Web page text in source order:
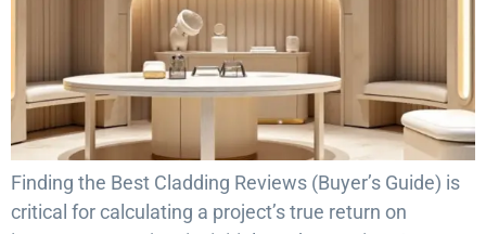
Finding the Best Cladding Reviews (Buyer’s Guide) is
critical for calculating a project’s true return on